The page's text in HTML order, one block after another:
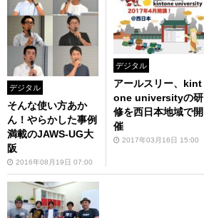
デジタル
そんな使い方あか
ん！やらかした事例
満載のJAWS-UG大
阪
2016年08月19日 07:00
デジタル
アールスリー、kint
one universityの研
修を西日本地域で開
催
2017年03月16日 15:00